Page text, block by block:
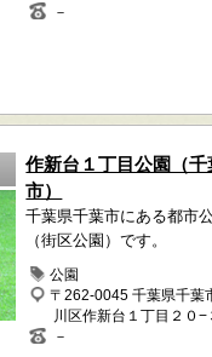
－
作新台１丁目公園（千
市）
千葉県千葉市にある都市
（街区公園）です。
公園
〒262-0045 千葉県千葉
川区作新台１丁目２０−
－